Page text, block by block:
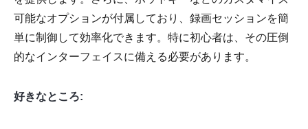
可能なオプションが付属しており、録画セッションを簡
単に制御して効率化できます。特に初心者は、その圧倒
的なインターフェイスに備える必要があります。
好きなところ: